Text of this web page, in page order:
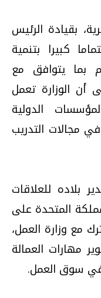
بقيادة الرئيس
كبيرا بتنمية
بما يتوافق مع
أن الوزارة تعمل
الدولية
مجالات التدريب
بلاده للعلاقات
المتحدة على
مع وزارة العمل،
مهارات العمالة
في سوق العمل.